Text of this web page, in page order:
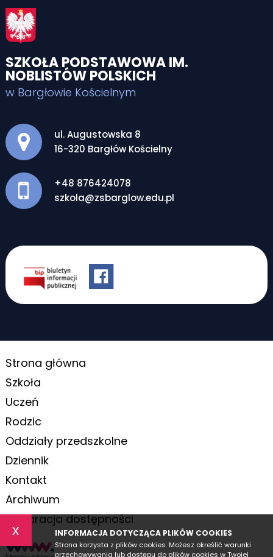
x INFORMACJA DOTYCZĄCA PLIKÓW COOKIES
Strona korzysta z plików cookies. Możesz określić warunki
przechowywania lub dostępu do plików cookies w Twojej
SZKOŁA PODSTAWOWA IM.
NOBLISTÓW POLSKICH
w Bargłowie Kościelnym
Adres pocztowy:
ul. Augustowska 8
16-320 Bargłów Kościelny
+48 876424078
szkola@zsbarglow.edu.pl
Strona główna
Szkoła
Uczeń
Rodzic
Oddziały przedszkolne
Dziennik
Kontakt
Archiwum
Deklaracja dostępności